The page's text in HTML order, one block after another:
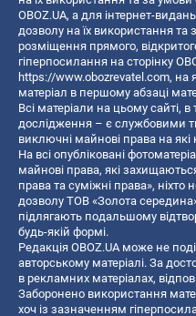
OBOZ.UA, а для інтернет-
дозволу на їх використання та
розміщення прямого,
гіперпосилання на сторінку
https://www.obozrevatel.com, на
матеріал в першому абзаці
Всі матеріали на цьому сайті, в
дослідження – є службовими
виключні майнові права на
На всі опубліковані
майнові права, які
права та суміжні права»,
дозволу ТОВ «Золота
підлягають подальшому
будь-якій формі.
Редакція OBOZ.UA може не
авторському матеріалі. За
в рекламних матеріалах,
Заборонено використання
хоч із зазначенням